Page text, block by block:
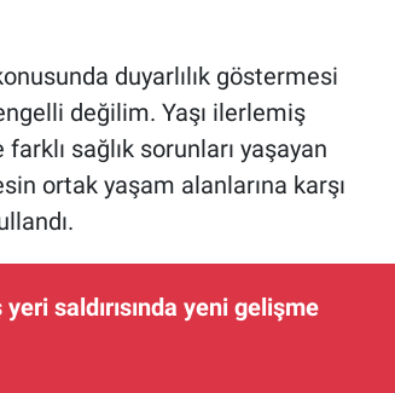
duyarlılık göstermesi
değilim. Yaşı ilerlemiş
sağlık sorunları yaşayan
ortak yaşam alanlarına karşı
saldırısında yeni gelişme